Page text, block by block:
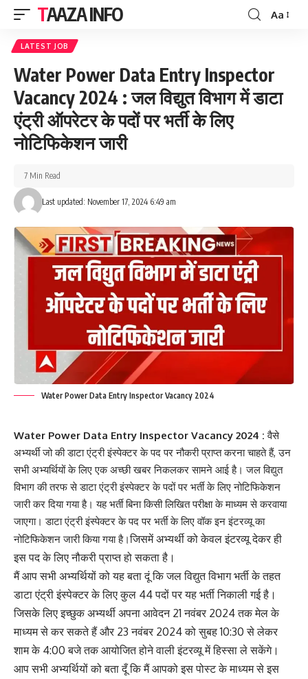
TAAZA INFO
Font
Aa
LATEST JOB
Water Power Data Entry Inspector
Vacancy 2024 : जल विद्युत विभाग में डाटा
एंट्री ऑपरेटर के पदों पर भर्ती के लिए
नोटिफिकेशन जारी
Last updated: November 17, 2024 6:49 am
7 Min Read
Water Power Data Entry Inspector Vacancy 2024
Water Power Data Entry Inspector Vacancy 2024 :वैसे
अभ्यर्थी जो की डाटा एंट्री इंस्पेक्टर के पद पर नौकरी प्राप्त करना चाहते हैं, उन
सभी अभ्यर्थियों के लिए एक अच्छी खबर निकलकर सामने आई है। जल विद्युत
विभाग की तरफ से डाटा एंट्री इंस्पेक्टर के पदों पर भर्ती के लिए नोटिफिकेशन
जारी कर दिया गया है। यह भर्ती बिना किसी लिखित परीक्षा के माध्यम से करवाया
जाएगा। डाटा एंट्री इंस्पेक्टर के पद पर भर्ती के लिए वॉक इन इंटरव्यू का
नोटिफिकेशन जारी किया गया है।जिसमें अभ्यर्थी को केवल इंटरव्यू देकर ही
इस पद के लिए नौकरी प्राप्त हो सकता है।
मैं आप सभी अभ्यर्थियों को यह बता दूं कि जल विद्युत विभाग भर्ती के तहत
डाटा एंट्री इंस्पेक्टर के लिए कुल 44 पदों पर यह भर्ती निकाली गई है।
जिसके लिए इच्छुक अभ्यर्थी अपना आवेदन 21 नवंबर 2024 तक मेल के
माध्यम से कर सकते हैं और 23 नवंबर 2024 को सुबह 10:30 से लेकर
शाम के 4:00 बजे तक आयोजित होने वाली इंटरव्यू में हिस्सा ले सकेंगे।
आप सभी अभ्यर्थियों को बता दूँ कि मैं आपको इस पोस्ट के माध्यम से इस